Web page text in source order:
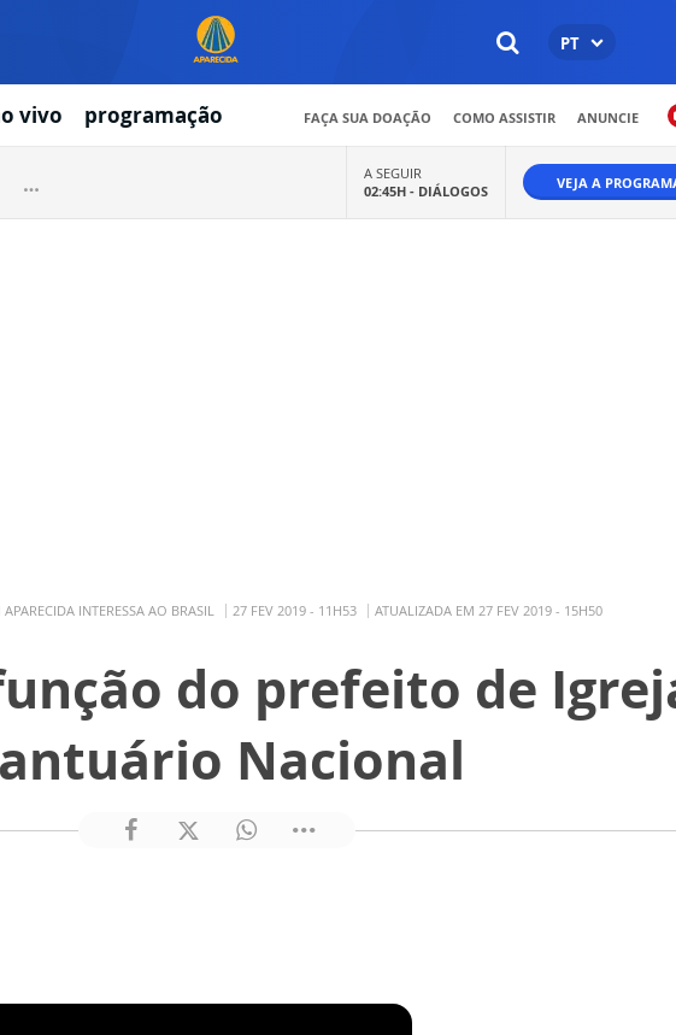
PT
vivo programação FAÇA SUA DOAÇÃO COMO ASSISTIR ANUNCIE
A SEGUIR
02:45H - DIÁLOGOS VEJA A
APARECIDA INTERESSA AO BRASIL 27 FEV 2019 - 11H53 ATUALIZADA EM 27 FEV 2019 - 15H50
do prefeito de
Nacional